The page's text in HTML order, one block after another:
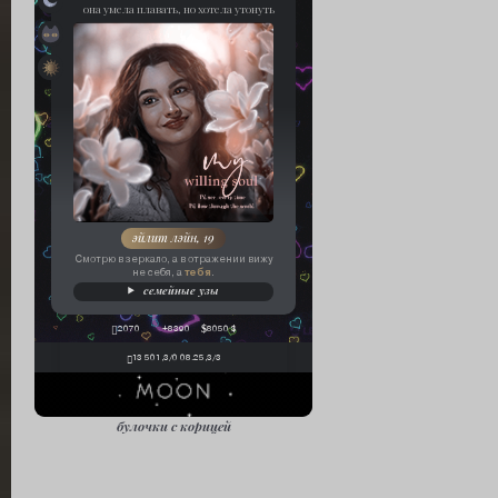
она умела плавать, но хотела утонуть
эйлит лэйн, 19
Смотрю в зеркало, а в отражении вижу
не себя, а тебя
семейные узы
гибрид
темный ковен «корвус»
2070 +8390 8050 $
13 501,3/0 08.25,3/3
булочки с корицей